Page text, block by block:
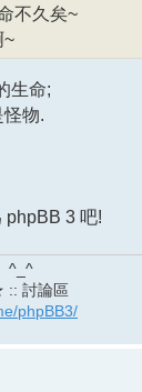
不久矣~
~
生命;
物.
phpBB 3 吧!
^_^
討論區
phpBB3/